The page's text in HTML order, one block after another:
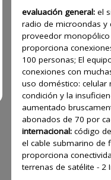
evaluación general: el
radio de microondas y
proveedor
proporciona
100 personas; El
conexiones con
uso doméstico:
condición y la
aumentado
abonados de 70 por
internacional: código
el cable submarino de
proporciona
terrenas de satélite - 2